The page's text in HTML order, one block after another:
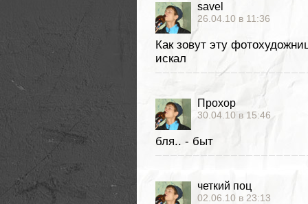
savel
26.04.10 в 11:36
Как зовут эту
искал
Прохор
30.04.10 в 15:46
бля.. - быт
четкий поц
02.06.10 в 23:13